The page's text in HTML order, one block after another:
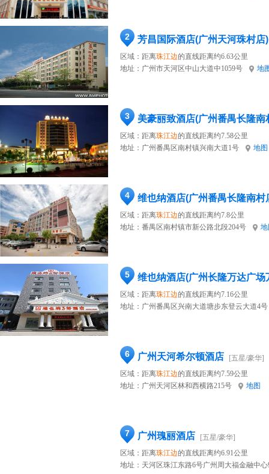
2 芳昌国际酒店(广州天河珠村店)
区域：距离珠江边的直线距离约6.63公里
地址： 广州市天河区中山大道中1059号 地
3 美豪丽致酒店(广州番禺长隆南
区域：距离珠江边的直线距离约7.58公里
地址： 广州番禺区南村镇兴南大道1号 地图
4 维也纳酒店(广州番禺长隆南村
区域：距离珠江边的直线距离约7.8公里
地址： 番禺区南村镇市新公路北段204号
5 维也纳酒店(广州长隆万达广场
区域：距离珠江边的直线距离约7.16公里
地址： 广州番禺区兴南大道塘步东登云大道4号
6 广州天河希尔顿酒店
[五星/豪华]
区域：距离珠江边的直线距离约7.59公里
地址： 广州天河区林和西横路215号 地图
7 广州瑰丽酒店
[五星/豪华]
区域：距离珠江边的直线距离约6.91公里
地址： 天河区珠江东路6号广州周大福金融中心